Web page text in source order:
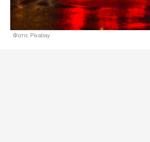
Фото: Pixabay